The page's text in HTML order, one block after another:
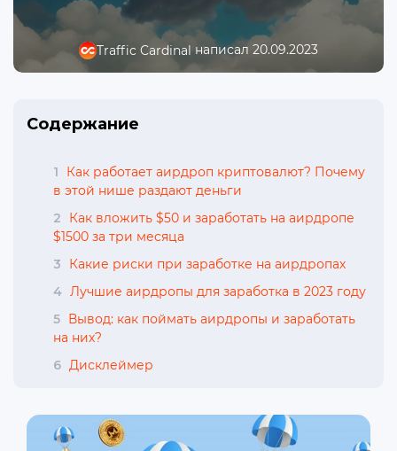
Traffic Cardinal написал 20.09.2023
Содержание
1
Как работает аирдроп криптовалют? Почему
в этой нише раздают деньги
2
Как вложить $50 и заработать на аирдропе
$1500 за три месяца
3
Какие риски при заработке на аирдропах
4 Лучшие аирдропы для заработка в 2023 году
5 Вывод: как поймать аирдропы и заработать
на них?
6 Дисклеймер